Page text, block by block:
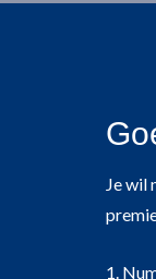
Je wil
1.